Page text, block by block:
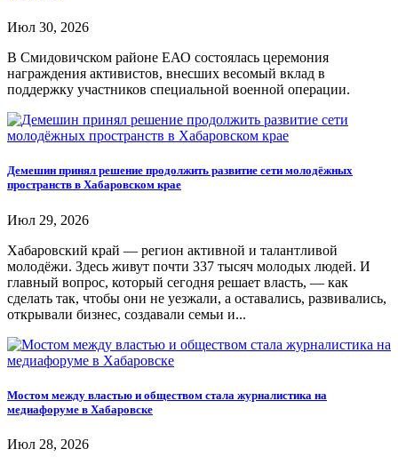
Июл 30, 2026
В Смидовичском районе ЕАО состоялась церемония
награждения активистов, внесших весомый вклад в
поддержку участников специальной военной операции.
Демешин принял решение продолжить развитие сети молодёжных
пространств в Хабаровском крае
Июл 29, 2026
Хабаровский край — регион активной и талантливой
молодёжи. Здесь живут почти 337 тысяч молодых людей. И
главный вопрос, который сегодня решает власть, — как
сделать так, чтобы они не уезжали, а оставались, развивались,
открывали бизнес, создавали семьи и...
Мостом между властью и обществом стала журналистика на
медиафоруме в Хабаровске
Июл 28, 2026